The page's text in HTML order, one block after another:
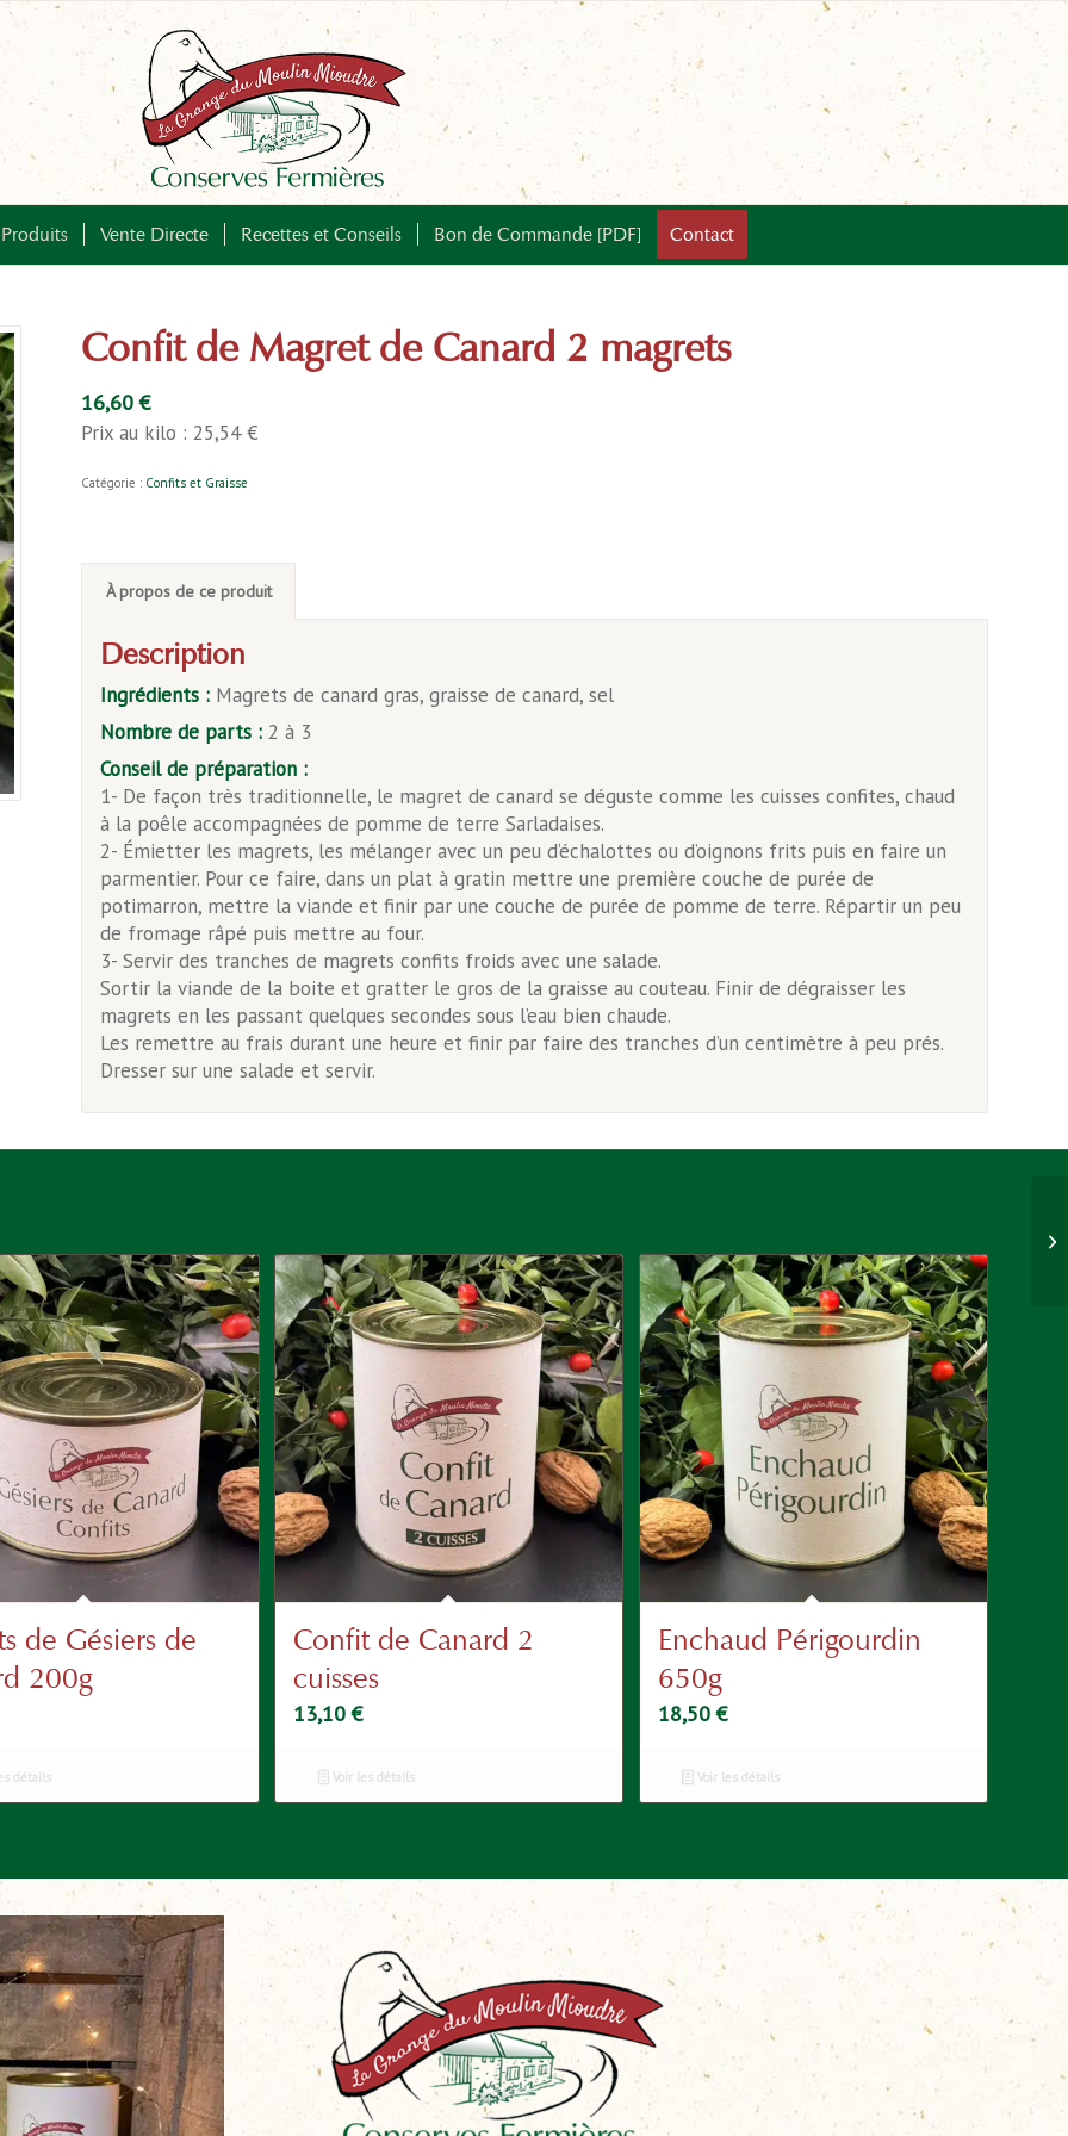
Vente Directe Recettes et Conseils Bon de Commande [PDF] Contact
Confit de Magret de Canard 2 magrets
16,60€
Prix au kilo : 25,54 €
Catégorie : Confits et Graisse
À propos de ce produit
Description
Ingrédients : Magrets de canard gras, graisse de canard, sel
Nombre de parts : 2 à 3
Conseil de préparation :
1- De façon très traditionnelle, le magret de canard se déguste comme les cuisses confites, chaud
à la poêle accompagnées de pomme de terre Sarladaises.
2- Émietter les magrets, les mélanger avec un peu d’échalottes ou d’oignons frits puis en faire un
parmentier. Pour ce faire, dans un plat à gratin mettre une première couche de purée de
potimarron, mettre la viande et finir par une couche de purée de pomme de terre. Répartir un peu
de fromage râpé puis mettre au four.
3- Servir des tranches de magrets confits froids avec une salade.
Sortir la viande de la boite et gratter le gros de la graisse au couteau. Finir de dégraisser les
magrets en les passant quelques secondes sous l’eau bien chaude.
Les remettre au frais durant une heure et finir par faire des tranches d’un centimètre à peu prés.
Dresser sur une salade et servir.
de Gésiers de
200g
détails
Confit de Canard 2
cuisses
13,10€
Voir les détails
Enchaud Périgourdin
650g
18,50€
Voir les détails